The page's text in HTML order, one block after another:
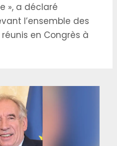
», a déclaré
l’ensemble des
en Congrès à